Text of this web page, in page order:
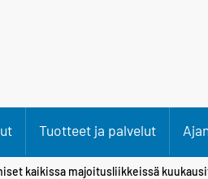
Tuotteet ja palvelut
kaikissa majoitusliikkeissä